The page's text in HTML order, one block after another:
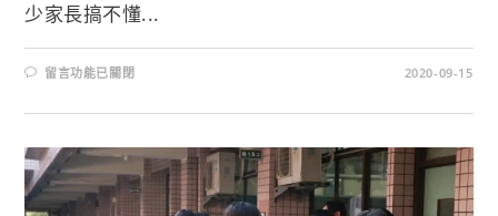
少家長搞不懂...
留言功能已關閉 2020-09-15